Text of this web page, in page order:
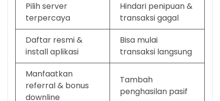
Pilih server
terpercaya
Hindari penipuan &
transaksi gagal
Daftar resmi &
install aplikasi
Bisa mulai
transaksi langsung
Manfaatkan
referral & bonus
downline
Tambah
penghasilan pasif